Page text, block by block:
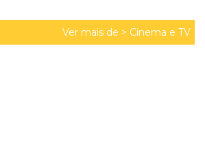
Ver mais de > Cinema e TV